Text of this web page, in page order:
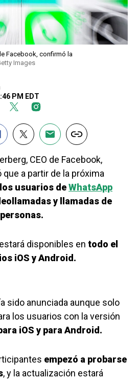
Facebook, confirmó la
Images
PM EDT
CEO de Facebook,
a partir de la próxima
los usuarios deWhatsApp
y llamadas de
disponibles en todo el
iOS y Android.
sido anunciada aunque solo
los usuarios con la versión
iOS y para Android.
empezó a probarse
, y la actualización estará